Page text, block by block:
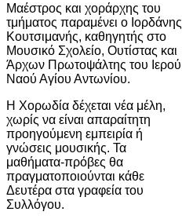
Μαέστρος και χοράρχης του
τμήματος παραμένει ο Ιορδάνης
Κουτσιμανής, καθηγητής στο
Μουσικό Σχολείο, Ουτίστας και
Άρχων Πρωτοψάλτης του Ιερού
Ναού Αγίου Αντωνίου.
Η Χορωδία δέχεται νέα μέλη,
χωρίς να είναι απαραίτητη
προηγούμενη εμπειρία ή
γνώσεις μουσικής. Τα
μαθήματα-πρόβες θα
πραγματοποιούνται κάθε
Δευτέρα στα γραφεία του
Συλλόγου.